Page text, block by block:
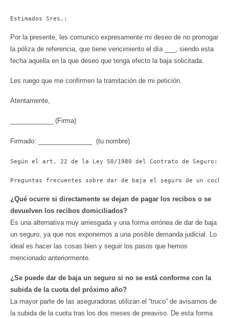
Estimados Sres.:
Por la presente, les comunico expresamente mi deseo de no prorrogar
la póliza de referencia, que tiene vencimiento el día ___, siendo esta
fecha aquella en la que deseo que tenga efecto la baja solicitada.
Les ruego que me confirmen la tramitación de mi petición.
Atentamente,
____________ (Firma)
Firmado: _______________ (tu nombre)
Según el art. 22 de la Ley 50/1980 del Contrato de Seguro:
Preguntas frecuentes sobre dar de baja el seguro de un coche
¿Qué ocurre si directamente se dejan de pagar los recibos o se
devuelven los recibos domiciliados?
Es una alternativa muy arriesgada y una forma errónea de dar de baja
un seguro, ya que nos exponemos a una posible demanda judicial. Lo
ideal es hacer las cosas bien y seguir los pasos que hemos
mencionado anteriormente.
¿Se puede dar de baja un seguro si no se está conforme con la
subida de la cuota del próximo año?
La mayor parte de las aseguradoras utilizan el “truco” de avisarnos de
la subida de la cuota tras los dos meses de preaviso. De esta forma